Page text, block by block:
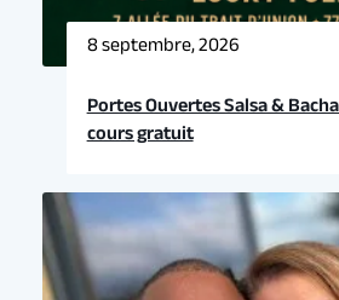
8 septembre, 2026
Portes Ouvertes Salsa &
cours gratuit